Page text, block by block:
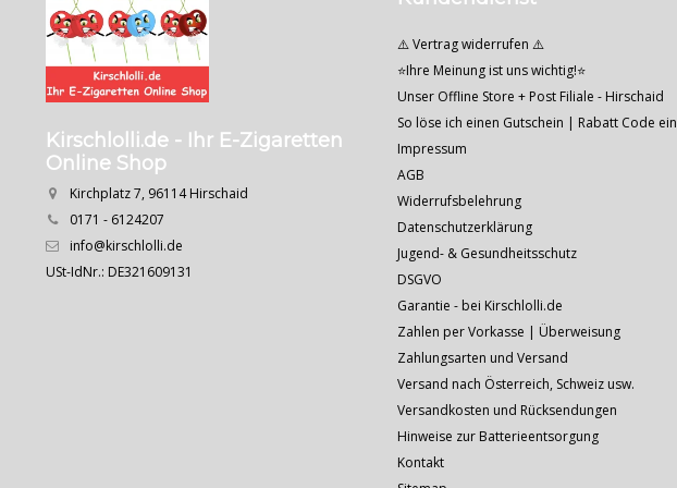
Kirschlolli.de - Ihr E-Zigaretten
Online Shop
Kirchplatz 7, 96114 Hirschaid
0171 - 6124207
info@kirschlolli.de
USt-IdNr.: DE321609131
⚠️ Vertrag widerrufen ⚠️
⭐Ihre Meinung ist uns wichtig!⭐
Unser Offline Store + Post Filiale - Hirschaid
So löse ich einen Gutschein | Rabatt Code ein
Impressum
AGB
Widerrufsbelehrung
Datenschutzerklärung
Jugend- & Gesundheitsschutz
DSGVO
Garantie - bei Kirschlolli.de
Zahlen per Vorkasse | Überweisung
Zahlungsarten und Versand
Versand nach Österreich, Schweiz usw.
Versandkosten und Rücksendungen
Hinweise zur Batterieentsorgung
Kontakt